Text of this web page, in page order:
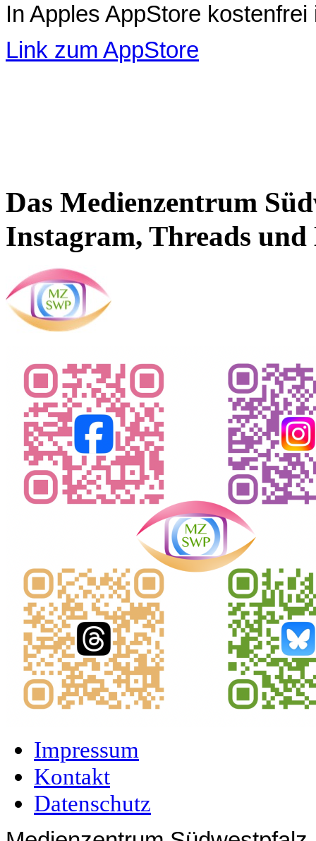
In Apples AppStore kostenfrei
Link zum AppStore
Das Medienzentrum
Instagram, Threads und
Impressum
Kontakt
Datenschutz